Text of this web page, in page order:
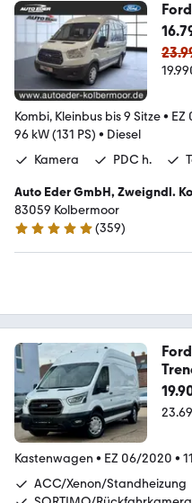
Kombi, Kleinbus bis 9 Sitze• EZ
96 kW (131 PS) • Diesel
Kamera
PDC h.
Auto Eder GmbH, Zweigndl.
83059 Kolbermoor
4.8 Sterne
(359)
Kastenwagen • EZ 06/2020 •
ACC/Xenon/Standheizung